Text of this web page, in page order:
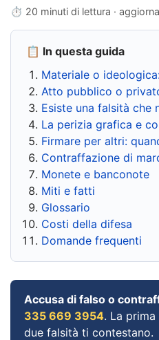
⏱ 20 minuti di lettura ·
📋 In questa guida
Materiale o
Atto pubblico o
Esiste una falsità che
La perizia grafica e
Firmare per altri:
Contraffazione di
Monete e banconote
Miti e fatti
Glossario
Costi della difesa
Domande frequenti
Accusa di falso o
335 669 3954. La
due falsità ti contestano.